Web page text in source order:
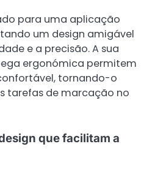
para uma aplicação
um design amigável
e a precisão. A sua
ergonómica permitem
tornando-o
tarefas de marcação no
que facilitam a